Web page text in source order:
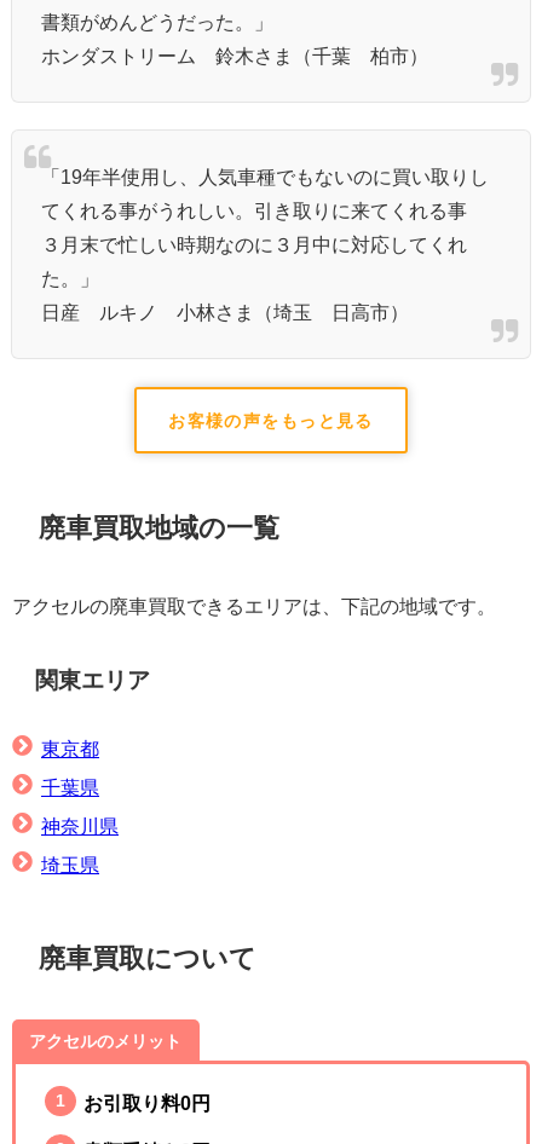
書類がめんどうだった。」
ホンダストリーム 鈴木さま（千葉 柏市）
「19年半使用し、人気車種でもないのに買い取りし
てくれる事がうれしい。引き取りに来てくれる事
３月末で忙しい時期なのに３月中に対応してくれ
た。」
日産 ルキノ 小林さま（埼玉 日高市）
お客様の声をもっと見る
廃車買取地域の一覧
アクセルの廃車買取できるエリアは、下記の地域です。
関東エリア
東京都
千葉県
神奈川県
埼玉県
廃車買取について
アクセルのメリット
お引取り料0円